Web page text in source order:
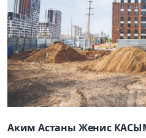
Аким Астаны Женис